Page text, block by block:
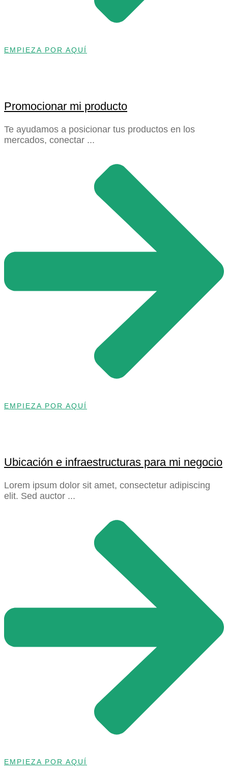
EMPIEZA POR AQUÍ
Promocionar mi producto
Te ayudamos a posicionar tus productos en los
mercados, conectar ...
EMPIEZA POR AQUÍ
Ubicación e infraestructuras para mi negocio
Lorem ipsum dolor sit amet, consectetur adipiscing
elit. Sed auctor ...
EMPIEZA POR AQUÍ